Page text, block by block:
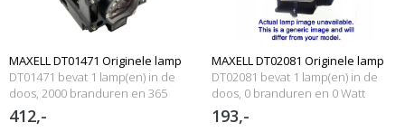
MAXELL DT01471 Originele lamp
met behuizing
DT01471 bevat 1 lamp(en) in de
doos, 2000 branduren en 365
Watt
412,-
MAXELL DT02081 Originele lamp
met behuizing
DT02081 bevat 1 lamp(en) in de
doos, 0 branduren en 0 Watt
193,-